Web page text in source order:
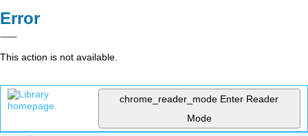
Error
This action is not available.
chrome_reader_mode Enter Reader
Mode